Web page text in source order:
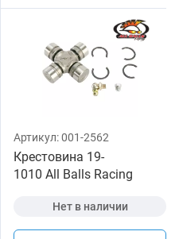
Артикул:001-2562
Крестовина 19-
1010 All Balls Racing
Нет в наличии